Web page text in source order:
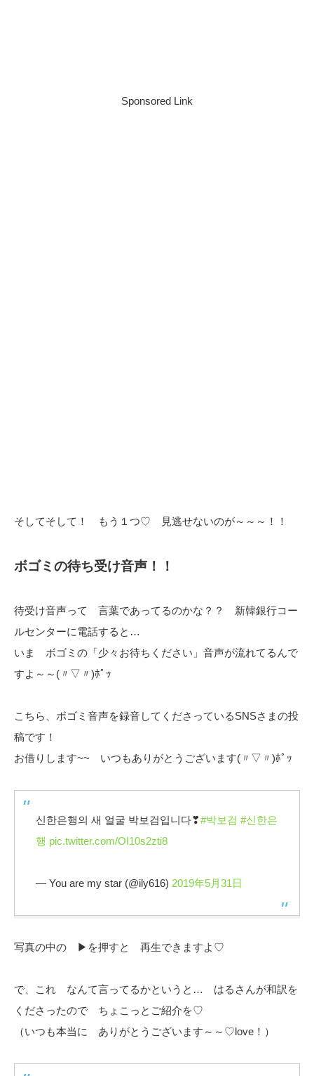
Sponsored Link
そしてそして！ もう１つ♡ 見逃せないのが～～～！！
ボゴミの待ち受け音声！！
待受け音声って 言葉であってるのかな？？ 新韓銀行コー
ルセンターに電話すると…
いま ボゴミの「少々お待ちください」音声が流れてるんで
すよ～～(〃▽〃)ﾎﾟｯ
こちら、ボゴミ音声を録音してくださっているSNSさまの投
稿です！
お借りします~~ いつもありがとうございます(〃▽〃)ﾎﾟｯ
신한은행의 새 얼굴 박보검입니다❣#박보검 #신한은
행 pic.twitter.com/OI10s2zti8
— You are my star (@ily616) 2019年5月31日
写真の中の ▶を押すと 再生できますよ♡
で、これ なんて言ってるかというと… はるさんが和訳を
くださったので ちょこっとご紹介を♡
（いつも本当に ありがとうございます～～♡love！）